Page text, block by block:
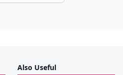
Also Useful